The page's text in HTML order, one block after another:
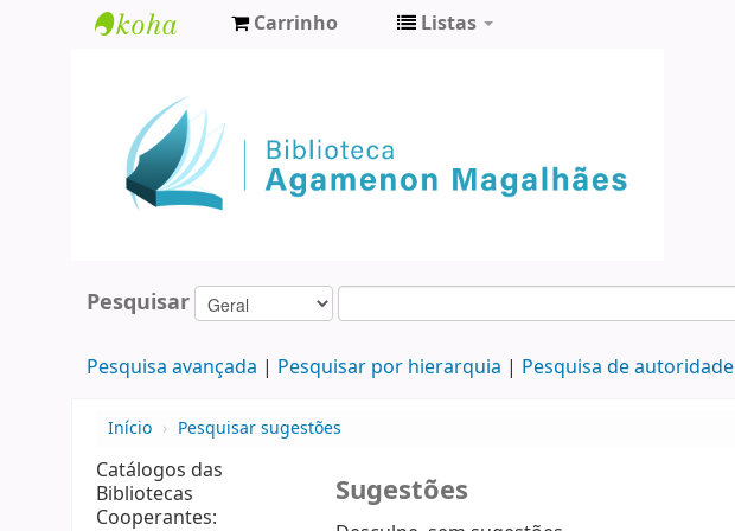
Agamenon
Magalhães
Carrinho Listas
Pesquisar
Pesquisa avançada Pesquisar por hierarquia Pesquisa de autoridade
Início › Pesquisar sugestões
Catálogos das
Bibliotecas
Cooperantes:
Sugestões